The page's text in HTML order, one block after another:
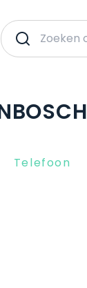
Telefoon